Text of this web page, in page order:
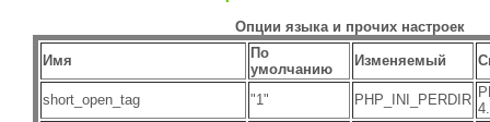
Опции языка и прочих настроек
Имя
По
умолчанию
Изменяемый
short_open_tag "1" PHP_INI_PERDIR